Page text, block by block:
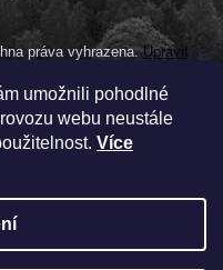
umožnili pohodlné
webu neustále
Více
práva vyhrazena.Upravit